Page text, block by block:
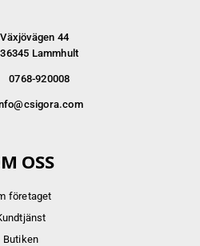
Växjövägen 44
36345 Lammhult
0768-920008
OSS
företaget
Butiken